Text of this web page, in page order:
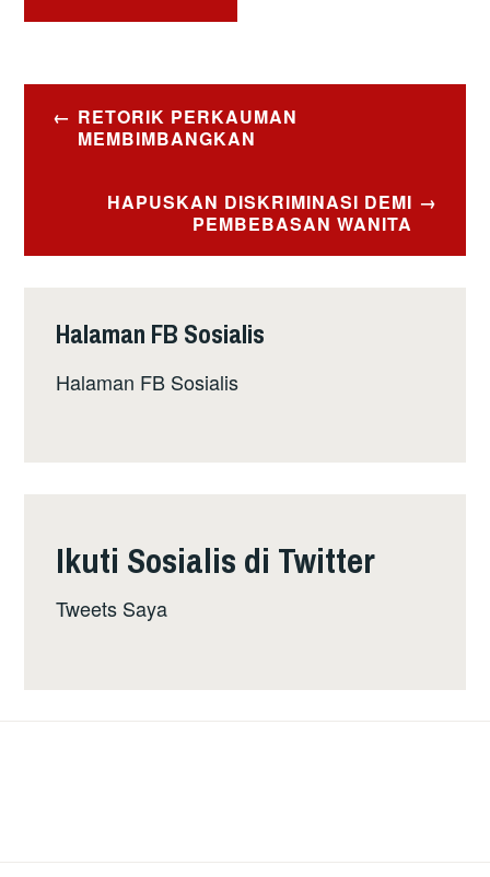
Post
navigation
RETORIK PERKAUMAN
MEMBIMBANGKAN
HAPUSKAN DISKRIMINASI DEMI
PEMBEBASAN WANITA
Halaman FB Sosialis
Halaman FB Sosialis
Ikuti Sosialis di Twitter
Tweets Saya